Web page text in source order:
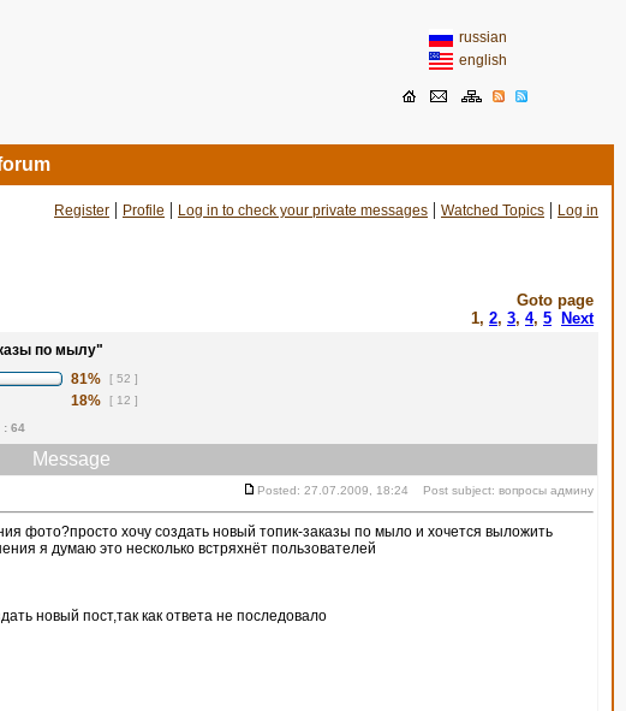
russian
english
Register | Profile | Log in to check your private messages | Watched Topics | Log in
Goto page
1, 2, 3, 4, 5 Next
по мылу"
81% [ 52 ]
18% [ 12 ]
: 64
Message
Posted: 27.07.2009, 18:24 Post subject: вопросы админу
фото?просто хочу создать новый топик-заказы по мыло и хочется выложить
я думаю это несколько встряхнёт пользователей
новый пост,так как ответа не последовало